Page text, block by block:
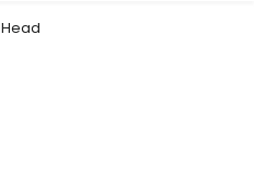
Head